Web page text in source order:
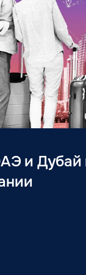
и Дубай